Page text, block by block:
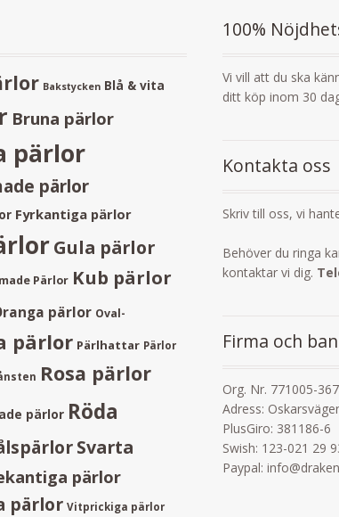
Bakstycken Blå & vita
Bruna pärlor
pärlor
pärlor
Fyrkantiga pärlor
Gula pärlor
Pärlor Kub pärlor
pärlor Oval-
pärlor Pärlhattar Pärlor
Rosa pärlor
pärlor Röda
Svarta
pärlor
pärlor Vitprickiga pärlor
100%
Vi vill att du ska
ditt köp inom 30
Kontakta oss
Skriv till oss, vi
Behöver du ringa
kontaktar vi dig.
Firma och
Org. Nr. 771005-
Adress:
PlusGiro: 381186-6
Swish: 123-021 29
Paypal: